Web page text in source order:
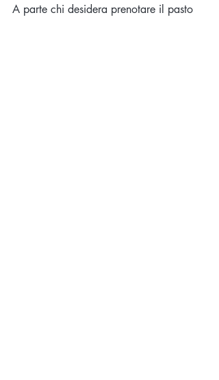
A parte chi desidera prenotare il pasto